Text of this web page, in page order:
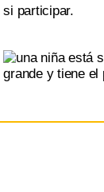
si participar.